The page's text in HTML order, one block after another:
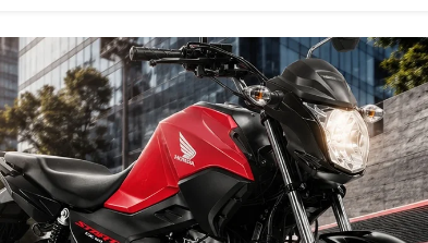
01.components.carousel.texts.control_prev